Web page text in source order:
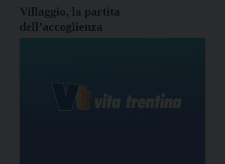
Villaggio, la partita
dell’accoglienza